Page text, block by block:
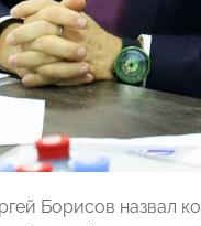
Борисов назвал